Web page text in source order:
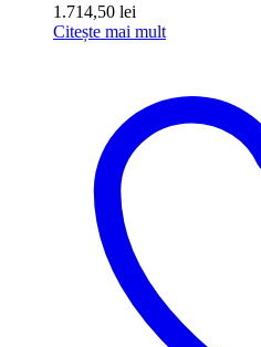
1.714,50 lei
Citește mai mult